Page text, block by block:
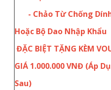
- Chảo Từ Chống
Hoặc Bộ Dao Nhập Khẩu
ĐẶC BIỆT TẶNG KÈM
GIÁ 1.000.000 VNĐ (Áp
Sau)